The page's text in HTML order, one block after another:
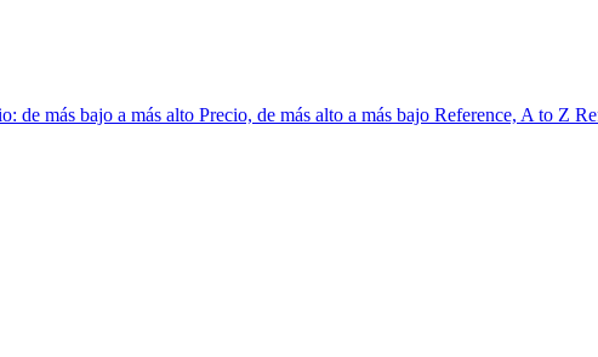
de más bajo a más alto Precio, de más alto a más bajo Reference, A to Z